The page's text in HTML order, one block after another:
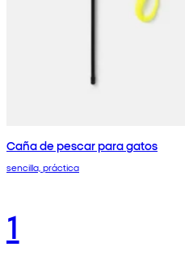
Caña de pescar para gatos
sencilla, práctica
1